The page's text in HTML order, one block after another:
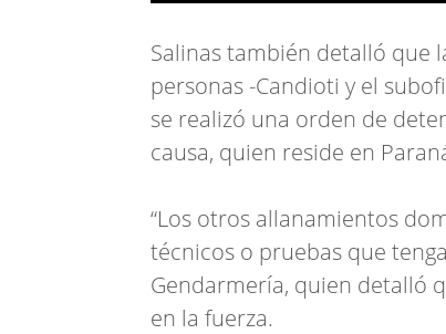
Salinas también detalló que
personas -Candioti y el
se realizó una orden de
causa, quien reside en
“Los otros allanamientos
técnicos o pruebas que
Gendarmería, quien detalló
en la fuerza.